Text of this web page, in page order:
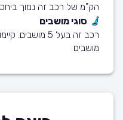
הק"מ של רכב זה נמוך
סוגי מושבים
מושבים